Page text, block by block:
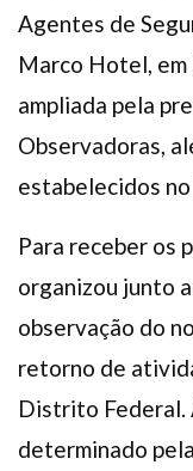
Agentes de
Marco Hotel,
ampliada pela
Observadoras,
estabelecidos
Para receber os
organizou junto
observação do
retorno de
Distrito Federal.
determinado